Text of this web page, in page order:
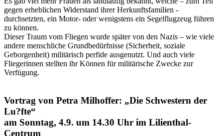
gegen erheblichen Widerstand ihrer Herkunftsfamilien -
durchsetzten, ein Motor- oder wenigstens ein Segelflugzeug führen
zu können.
Dieser Traum vom Fliegen wurde später von den Nazis – wie viele
andere menschliche Grundbedürfnisse (Sicherheit, soziale
Geborgenheit) militärisch perfide ausgenutzt. Und auch viele
Fliegerinnen stellten ihr Können für militärische Zwecke zur
Verfügung.
Vortrag von Petra Milhoffer: „Die Schwestern der
Lu?fte“
am Sonntag, 4.9. um 14.30 Uhr im Lilienthal-
Centrum